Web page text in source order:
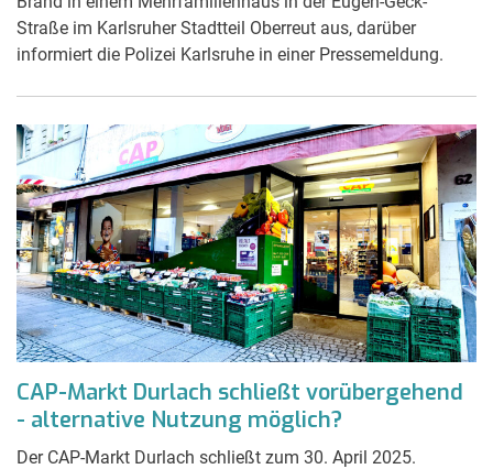
Straße im Karlsruher Stadtteil Oberreut aus, darüber
informiert die Polizei Karlsruhe in einer Pressemeldung.
CAP-Markt Durlach schließt vorübergehend
- alternative Nutzung möglich?
Der CAP-Markt Durlach schließt zum 30. April 2025.